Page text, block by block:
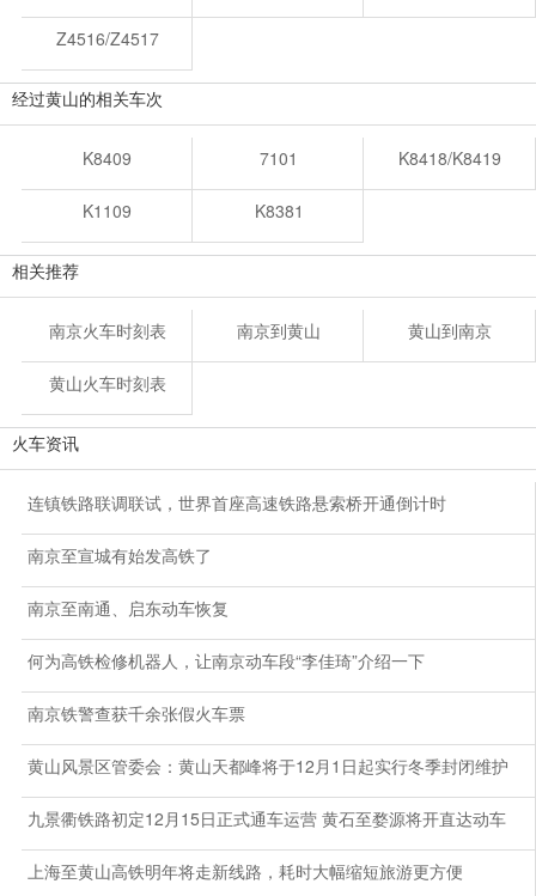
Z4516/Z4517
经过黄山的相关车次
K8409 7101 K8418/K8419
K1109 K8381
相关推荐
南京火车时刻表 南京到黄山 黄山到南京
黄山火车时刻表
火车资讯
连镇铁路联调联试，世界首座高速铁路悬索桥开通倒计时
南京至宣城有始发高铁了
南京至南通、启东动车恢复
何为高铁检修机器人，让南京动车段“李佳琦”介绍一下
南京铁警查获千余张假火车票
黄山风景区管委会：黄山天都峰将于12月1日起实行冬季封闭维护
九景衢铁路初定12月15日正式通车运营 黄石至婺源将开直达动车
上海至黄山高铁明年将走新线路，耗时大幅缩短旅游更方便